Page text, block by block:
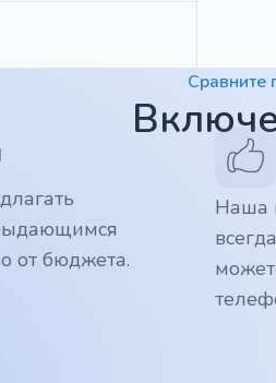
Сравните
от бюджета.
Наша